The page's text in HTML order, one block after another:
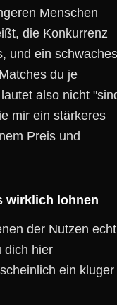
Menschen
die Konkurrenz
und ein schwaches
du je
also nicht
mir ein stärkeres
Preis und
wirklich lohnen
der Nutzen echt
dich hier
ein kluger